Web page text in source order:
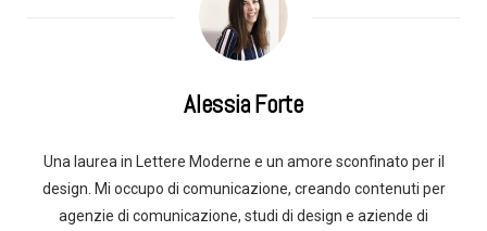
Alessia Forte
Una laurea in Lettere Moderne e un amore sconfinato per il
design. Mi occupo di comunicazione, creando contenuti per
agenzie di comunicazione, studi di design e aziende di